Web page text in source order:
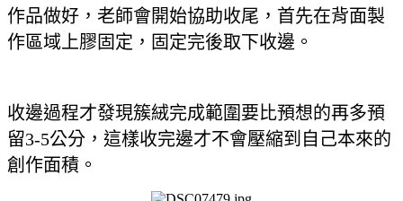
作品做好，老師會開始協助收尾，首先在背面製
作區域上膠固定，固定完後取下收邊。
收邊過程才發現簇絨完成範圍要比預想的再多預
留3-5公分，這樣收完邊才不會壓縮到自己本來的
創作面積。